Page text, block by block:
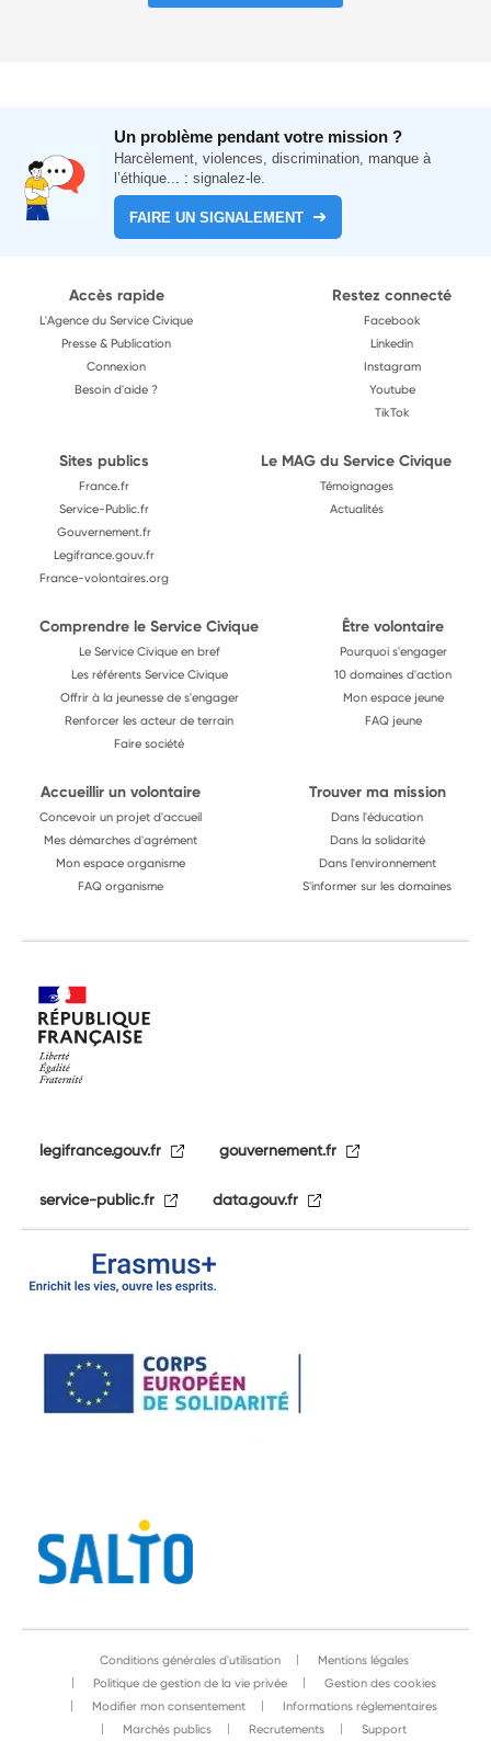
Un problème pendant votre mission ?
Harcèlement, violences, discrimination, manque à
l’éthique... : signalez-le.
FAIRE UN SIGNALEMENT
Accès rapide
L'Agence du Service Civique
Presse & Publication
Connexion
Besoin d'aide ?
Restez connecté
Facebook
Linkedin
Instagram
Youtube
TikTok
Sites publics
France.fr
Service-Public.fr
Gouvernement.fr
Legifrance.gouv.fr
France-volontaires.org
Le MAG du Service Civique
Témoignages
Actualités
Comprendre le Service Civique
Le Service Civique en bref
Les référents Service Civique
Offrir à la jeunesse de s'engager
Renforcer les acteur de terrain
Faire société
Être volontaire
Pourquoi s'engager
10 domaines d'action
Mon espace jeune
FAQ jeune
Accueillir un volontaire
Concevoir un projet d'accueil
Mes démarches d'agrément
Mon espace organisme
FAQ organisme
Trouver ma mission
Dans l'éducation
Dans la solidarité
Dans l'environnement
S'informer sur les domaines
legifrance.gouv.fr gouvernement.fr
service-public.fr data.gouv.fr
Conditions générales d'utilisation
Mentions légales
Politique de gestion de la vie privée
Gestion des cookies
Modifier mon consentement
Informations réglementaires
Marchés publics
Recrutements Support